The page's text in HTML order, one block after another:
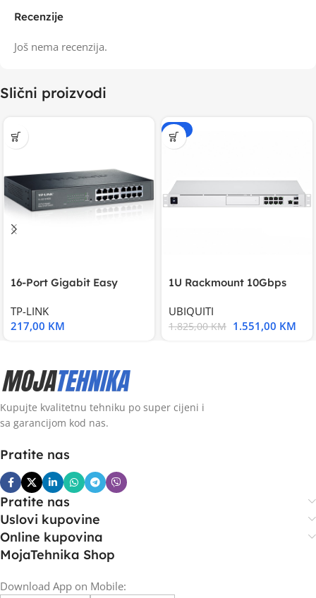
Recenzije
Još nema recenzija.
Slični proizvodi
16-Port Gigabit Easy
TP-LINK
217,00 KM
-15%
1U Rackmount 10Gbps
UBIQUITI
1.825,00KM 1.551,00 KM
Kupujte kvalitetnu tehniku po super cijeni i
sa garancijom kod nas.
Pratite nas
Pratite nas
Uslovi kupovine
Online kupovina
MojaTehnika Shop
Download App on Mobile: